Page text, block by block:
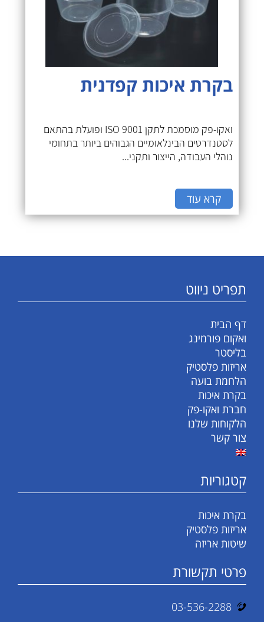
בקרת איכות קפדנית
ואקו-פק מוסמכת לתקן ISO 9001 ופועלת בהתאם
לסטנדרטים הבינלאומיים הגבוהים ביותר בתחומי
נוהלי העבודה, הייצור ותקני...
קרא עוד
תפריט ניווט
דף הבית
ואקום פורמינג
בליסטר
אריזות פלסטיק
הלחמת בועה
בקרת איכות
חברת ואקו-פק
הלקוחות שלנו
צור קשר
קטגוריות
בקרת איכות
אריזות פלסטיק
שיטות אריזה
פרטי תקשורת
03-536-2288